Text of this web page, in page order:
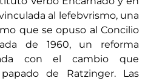
al lefebvrismo, una
que se opuso al Concilio
de 1960, un reforma
con el cambio que
de Ratzinger. Las